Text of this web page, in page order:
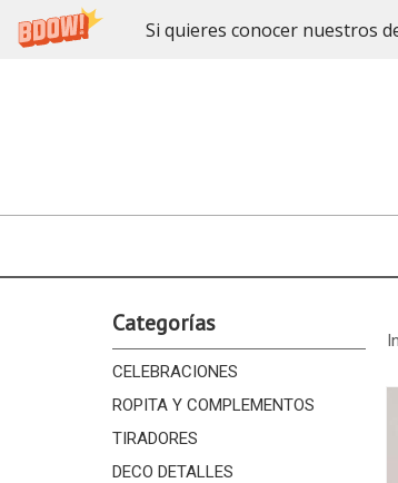
Si quieres conocer nuestros
Categorías
CELEBRACIONES
ROPITA Y COMPLEMENTOS
TIRADORES
DECO DETALLES